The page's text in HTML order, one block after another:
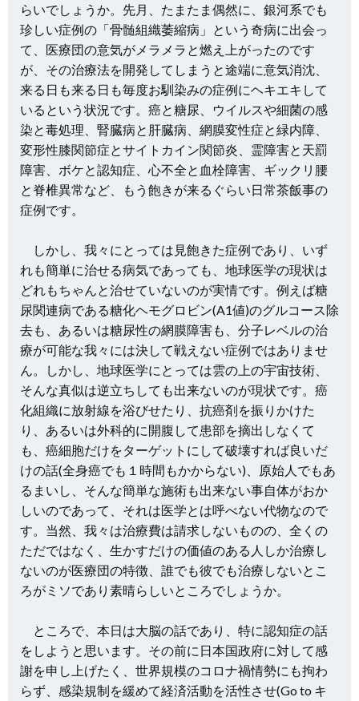
らいでしょうか。先月、たまたま偶然に、銀河系でも
珍しい症例の「骨髄組織萎縮病」という奇病に出会っ
て、医療団の意気がメラメラと燃え上がったのです
が、その治療法を開発してしまうと途端に意気消沈、
来る日も来る日も毎度お馴染みの症例にヘキエキして
いるという状況です。癌と糖尿、ウイルスや細菌の感
染と毒処理、腎臓病と肝臓病、網膜変性症と緑内障、
変形性膝関節症とサイトカイン関節炎、霊障害と天罰
障害、ボケと認知症、心不全と血栓障害、ギックリ腰
と脊椎異常など、もう飽きが来るぐらい日常茶飯事の
症例です。
しかし、我々にとっては見飽きた症例であり、いず
れも簡単に治せる病気であっても、地球医学の現状は
どれもちゃんと治せていないのが実情です。例えば糖
尿関連病である糖化ヘモグロビン(A1値)のグルコース除
去も、あるいは糖尿性の網膜障害も、分子レベルの治
療が可能な我々には決して戦えない症例ではありませ
ん。しかし、地球医学にとっては雲の上の宇宙技術、
そんな真似は逆立ちしても出来ないのが現状です。癌
化組織に放射線を浴びせたり、抗癌剤を振りかけた
り、あるいは外科的に開腹して患部を摘出しなくて
も、癌細胞だけをターゲットにして破壊すれば良いだ
けの話(全身癌でも１時間もかからない)、原始人でもあ
るまいし、そんな簡単な施術も出来ない事自体がおか
しいのであって、それは医学とは呼べない代物なので
す。当然、我々は治療費は請求しないものの、全くの
ただではなく、生かすだけの価値のある人しか治療し
ないのが医療団の特徴、誰でも彼でも治療しないとこ
ろがミソであり素晴らしいところでしょうか。
ところで、本日は大脳の話であり、特に認知症の話
をしようと思います。その前に日本国政府に対して感
謝を申し上げたく、世界規模のコロナ禍情勢にも拘わ
らず、感染規制を緩めて経済活動を活性させ(Go to キ